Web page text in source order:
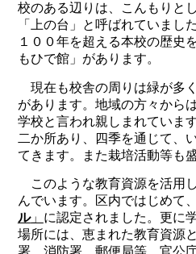
校のある辺りは、こんもりと
「上の台」と呼ばれていま
１００年を超える本校の歴史
もひで館」があります。
現在も校舎の周りは緑が多
があります。地域の方々から
学校と言われ親しまれていま
二か所あり、四季を通じて、
てきます。また栽培活動等も
このような教育資源を活用
んでいます。区内ではじめて、
ル」 に認定されました。更に
場所には、恵まれた教育資源